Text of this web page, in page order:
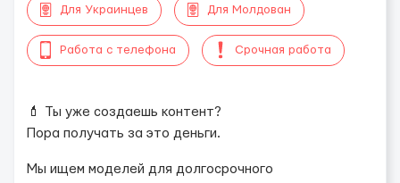
Для Украинцев Для Молдован
Работа с телефона Срочная работа
💄 Ты уже создаешь контент?
Пора получать за это деньги.
Мы ищем моделей для долгосрочного